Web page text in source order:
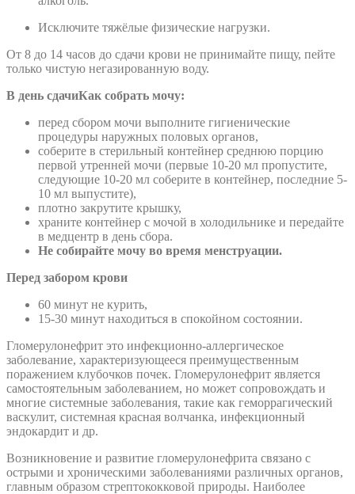
Исключите тяжёлые физические нагрузки.
От 8 до 14 часов до сдачи крови не принимайте пищу, пейте
только чистую негазированную воду.
В день сдачиКак собрать мочу:
перед сбором мочи выполните гигиенические
процедуры наружных половых органов,
соберите в стерильный контейнер среднюю порцию
первой утренней мочи (первые 10-20 мл пропустите,
следующие 10-20 мл соберите в контейнер, последние 5-
10 мл выпустите),
плотно закрутите крышку,
храните контейнер с мочой в холодильнике и передайте
в медцентр в день сбора.
Не собирайте мочу во время менструации.
Перед забором крови
60 минут не курить,
15-30 минут находиться в спокойном состоянии.
Гломерулонефрит это инфекционно-аллергическое
заболевание, характеризующееся преимущественным
поражением клубочков почек. Гломерулонефрит является
самостоятельным заболеванием, но может сопровождать и
многие системные заболевания, такие как геморрагический
васкулит, системная красная волчанка, инфекционный
эндокардит и др.
Возникновение и развитие гломерулонефрита связано с
острыми и хроническими заболеваниями различных органов,
главным образом стрептококковой природы. Наиболее